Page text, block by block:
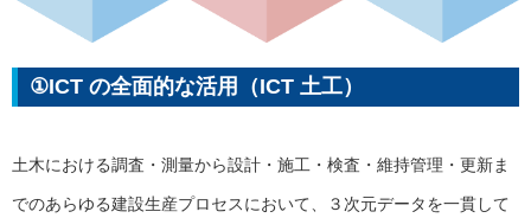
①ICT の全面的な活用（ICT 土工）
土木における調査・測量から設計・施工・検査・維持管理・更新ま
でのあらゆる建設生産プロセスにおいて、３次元データを一貫して